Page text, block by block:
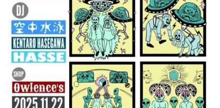
Grassroots
–
分・
鶴
屋
町
に
あ